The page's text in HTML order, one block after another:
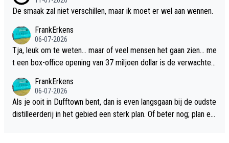
De smaak zal niet verschillen, maar ik moet er wel aan wennen.
FrankErkens
06-07-2026
Tja, leuk om te weten... maar of veel mensen het gaan zien... me
t een box-office opening van 37 miljoen dollar is de verwachte
FrankErkens
06-07-2026
Als je ooit in Dufftown bent, dan is even langsgaan bij de oudste
distilleerderij in het gebied een sterk plan. Of beter nog; plan ee